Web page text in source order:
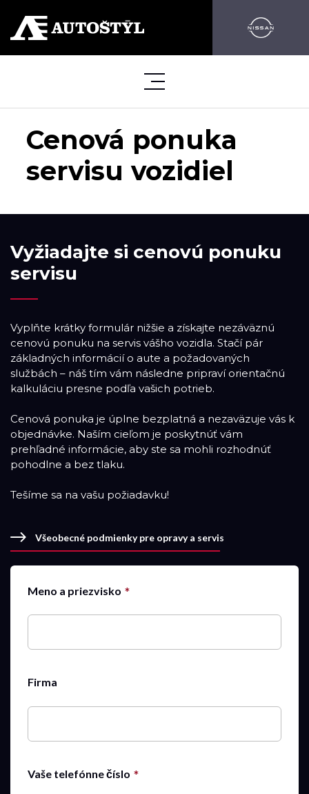
Cenová ponuka
servisu vozidiel
Vyžiadajte si cenovú ponuku
servisu
Vyplňte krátky formulár nižšie a získajte nezáväznú
cenovú ponuku na servis vášho vozidla. Stačí pár
základných informácií o aute a požadovaných
službách – náš tím vám následne pripraví orientačnú
kalkuláciu presne podľa vašich potrieb.
Cenová ponuka je úplne bezplatná a nezaväzuje vás k
objednávke. Naším cieľom je poskytnúť vám
prehľadné informácie, aby ste sa mohli rozhodnúť
pohodlne a bez tlaku.
Tešíme sa na vašu požiadavku!
Všeobecné podmienky pre opravy a servis
Meno a priezvisko
Firma
Vaše telefónne číslo